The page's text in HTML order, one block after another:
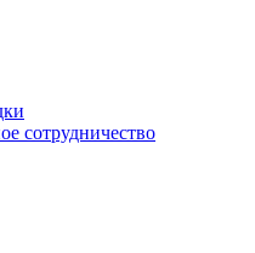
сотрудничество